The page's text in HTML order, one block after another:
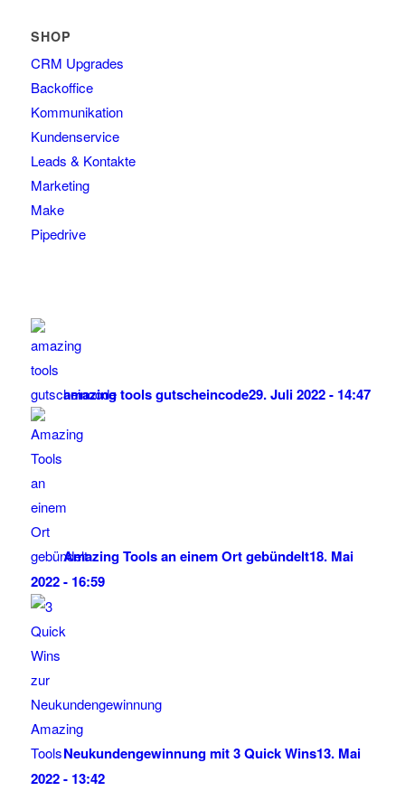
SHOP
CRM Upgrades
Backoffice
Kommunikation
Kundenservice
Leads & Kontakte
Marketing
Make
Pipedrive
amazing tools gutscheincode29. Juli 2022 - 14:47
Amazing Tools an einem Ort gebündelt18. Mai
2022 - 16:59
Neukundengewinnung mit 3 Quick Wins13. Mai
2022 - 13:42